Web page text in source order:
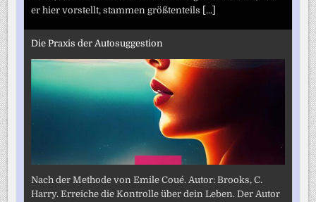
er hier vorstellt, stammen größtenteils [...]
Die Praxis der Autosuggestion
Nach der Methode von Emile Coué. Autor: Brooks, C.
Harry. Erreiche die Kontrolle über dein Leben. Der Autor